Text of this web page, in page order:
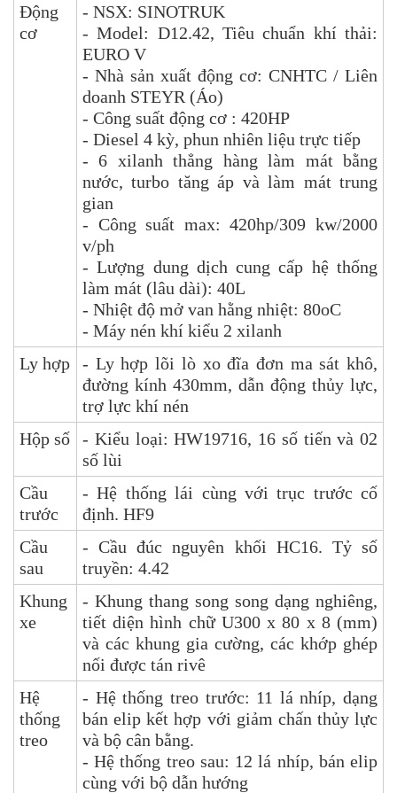
Động
cơ
- NSX: SINOTRUK
- Model: D12.42, Tiêu chuẩn khí thải:
EURO V
- Nhà sản xuất động cơ: CNHTC / Liên
doanh STEYR (Áo)
- Công suất động cơ : 420HP
- Diesel 4 kỳ, phun nhiên liệu trực tiếp
- 6 xilanh thẳng hàng làm mát bằng
nước, turbo tăng áp và làm mát trung
gian
- Công suất max: 420hp/309 kw/2000
v/ph
- Lượng dung dịch cung cấp hệ thống
làm mát (lâu dài): 40L
- Nhiệt độ mở van hằng nhiệt: 80oC
- Máy nén khí kiểu 2 xilanh
Ly hợp
- Ly hợp lõi lò xo đĩa đơn ma sát khô,
đường kính 430mm, dẫn động thủy lực,
trợ lực khí nén
Hộp số
- Kiểu loại: HW19716, 16 số tiến và 02
số lùi
Cầu
trước
- Hệ thống lái cùng với trục trước cố
định. HF9
Cầu
sau
- Cầu đúc nguyên khối HC16. Tỷ số
truyền: 4.42
Khung
xe
- Khung thang song song dạng nghiêng,
tiết diện hình chữ U300 x 80 x 8 (mm)
và các khung gia cường, các khớp ghép
nối được tán rivê
Hệ
thống
treo
- Hệ thống treo trước: 11 lá nhíp, dạng
bán elip kết hợp với giảm chấn thủy lực
và bộ cân bằng.
- Hệ thống treo sau: 12 lá nhíp, bán elip
cùng với bộ dẫn hướng